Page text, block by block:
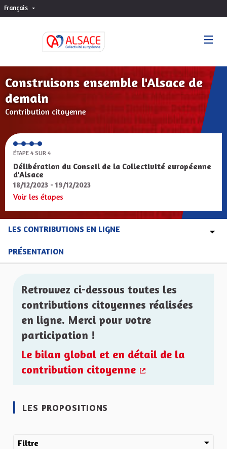
Français Choisir la langue
Construisons ensemble l'Alsace de
demain
Contribution citoyenne
ÉTAPE 4 SUR 4
Délibération du Conseil de la Collectivité européenne
d'Alsace
18/12/2023 - 19/12/2023
Voir les étapes
LES CONTRIBUTIONS EN LIGNE
PRÉSENTATION
Retrouvez ci-dessous toutes les
contributions citoyennes réalisées
en ligne. Merci pour votre
participation !
Le bilan global et en détail de la
contribution citoyenne
LES PROPOSITIONS
Filtre